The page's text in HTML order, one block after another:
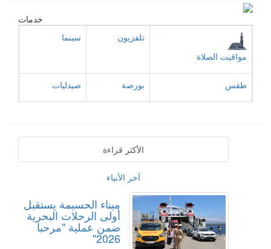
خدمات
مواقيت الصلاة
تلفزيون سينما
طقس بورصة صيدليات
الأكثر قراءة
آخر الأنباء
ميناء الحسيمة يستقبل
أولى الرحلات البحرية
ضمن عملية "مرحبا
2026"